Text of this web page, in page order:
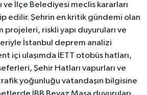
ve İlçe Belediyesi meclis kararları
edilir. Şehrin en kritik gündemi olan
projeleri, riskli yapı duyuruları ve
İstanbul deprem analizi
içi ulaşımda İETT otobüs hatları,
Şehir Hatları vapurları ve
yoğunluğu vatandaşın bilgisine